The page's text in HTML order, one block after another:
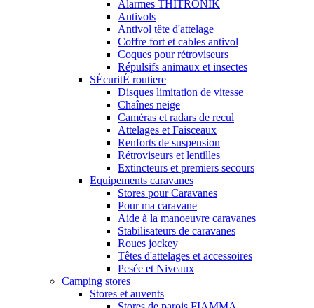
Alarmes THITRONIK
Antivols
Antivol tête d'attelage
Coffre fort et cables antivol
Coques pour rétroviseurs
Répulsifs animaux et insectes
SÉcuritÉ routiere
Disques limitation de vitesse
Chaînes neige
Caméras et radars de recul
Attelages et Faisceaux
Renforts de suspension
Rétroviseurs et lentilles
Extincteurs et premiers secours
Equipements caravanes
Stores pour Caravanes
Pour ma caravane
Aide à la manoeuvre caravanes
Stabilisateurs de caravanes
Roues jockey
Têtes d'attelages et accessoires
Pesée et Niveaux
Camping stores
Stores et auvents